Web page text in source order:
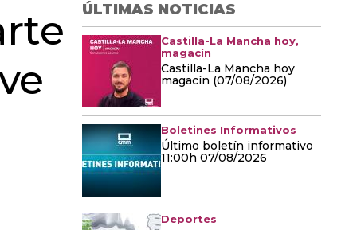
ÚLTIMAS NOTICIAS
Castilla-La Mancha hoy,
magacín
Castilla-La Mancha hoy
magacín (07/08/2026)
Boletines Informativos
Último boletín informativo
11:00h 07/08/2026
Deportes